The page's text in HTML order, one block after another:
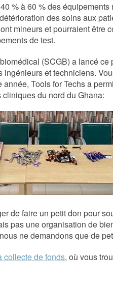
% à 60 % des
des soins aux
mineurs et pourraient être
de test.
(SCGB) a lancé ce
et techniciens.
Tools for Techs a
du nord du Ghana:
de faire un petit don pour
pas une organisation de
ne demandons que de
collecte de fonds, où vous